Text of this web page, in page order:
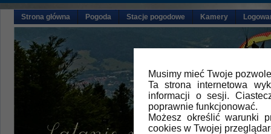
Musimy mieć Twoje
Ta strona internetowa
informacji o sesji.
poprawnie funkcjonować.
Możesz określić warunki
cookies w Twojej
Strona główna Pogoda Stacje pogodowe Kamery